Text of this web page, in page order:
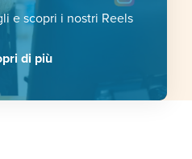
e scopri i nostri Reels
di più